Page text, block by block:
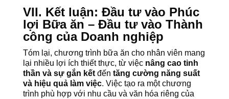
VII. Kết luận: Đầu tư vào Phúc
lợi Bữa ăn – Đầu tư vào Thành
công của Doanh nghiệp
Tóm lại, chương trình bữa ăn cho nhân viên mang
lại nhiều lợi ích thiết thực, từ việc nâng cao tinh
thần và sự gắn kếtđến tăng cường năng suất
và hiệu quả làm việc. Việc tạo ra một chương
trình phù hợp với nhu cầu và văn hóa riêng của